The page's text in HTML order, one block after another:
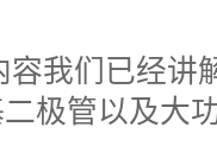
容我们已经讲
极管以及大